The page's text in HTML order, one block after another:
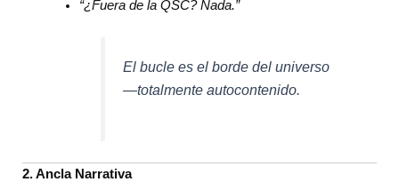
“¿Fuera de la QSC? Nada.”
El bucle es el borde del universo
—totalmente autocontenido.
2. Ancla Narrativa